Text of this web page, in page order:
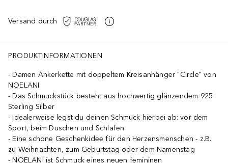
Versand durch
PRODUKTINFORMATIONEN
Damen Ankerkette mit doppeltem Kreisanhänger "Circle" von
NOELANI
Das Schmuckstück besteht aus hochwertig glänzendem 925
Sterling Silber
Idealerweise legst du deinen Schmuck hierbei ab: vor dem
Sport, beim Duschen und Schlafen
Eine schöne Geschenkidee für den Herzensmenschen - z.B.
zu Weihnachten, zum Geburtstag oder dem Namenstag
NOELANI ist Schmuck eines neuen femininen